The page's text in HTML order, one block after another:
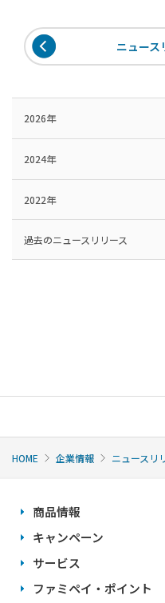
ニュース
2026年
2024年
2022年
過去のニュースリリース
HOME 企業情報 ニュースリ
商品情報
キャンペーン
サービス
ファミペイ・ポイント